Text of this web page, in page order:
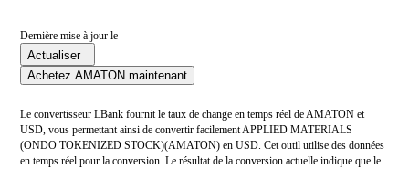
Dernière mise à jour le --
Actualiser
Achetez AMATON maintenant
Le convertisseur LBank fournit le taux de change en temps réel de AMATON et
USD, vous permettant ainsi de convertir facilement APPLIED MATERIALS
(ONDO TOKENIZED STOCK)(AMATON) en USD. Cet outil utilise des données
en temps réel pour la conversion. Le résultat de la conversion actuelle indique que le